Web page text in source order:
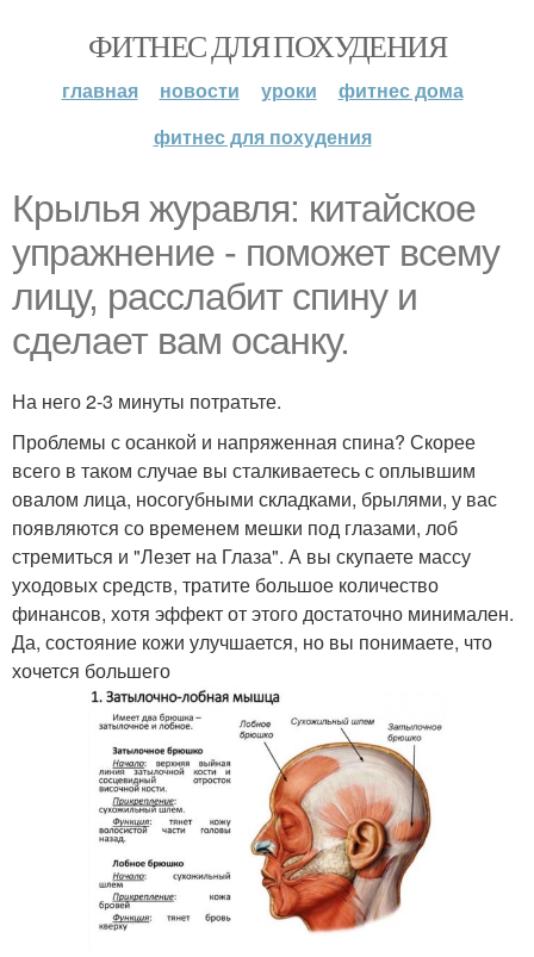
ФИТНЕС ДЛЯ ПОХУДЕНИЯ
главная новости уроки
фитнес дома
фитнес для похудения
Крылья журавля: китайское
упражнение - поможет всему
лицу, расслабит спину и
сделает вам осанку.
На него 2-3 минуты потратьте.
Проблемы с осанкой и напряженная спина? Скорее
всего в таком случае вы сталкиваетесь с оплывшим
овалом лица, носогубными складками, брылями, у вас
появляются со временем мешки под глазами, лоб
стремиться и "Лезет на Глаза". А вы скупаете массу
уходовых средств, тратите большое количество
финансов, хотя эффект от этого достаточно минимален.
Да, состояние кожи улучшается, но вы понимаете, что
хочется большего